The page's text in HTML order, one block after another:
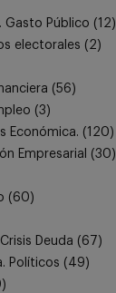
Gasto Público (12)
electorales (2)
(56)
(3)
Económica. (120)
Empresarial
(30)
(60)
Deuda (67)
Políticos (49)